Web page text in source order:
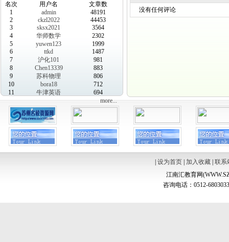
名次 用户名
文章数
1
admin
48191
2
ckzl2022
44453
3
sksx2021
3564
4
华师数学
2302
5
yuwen123
1999
6
ttkd
1487
7
沪化101
981
8
Chen13339
883
9
苏科物理
806
10
bora18
712
11
牛津英语
694
more...
没有任何评论
设为首页| 加入收藏| 联系
江南汇教育网
咨询电话：0512-